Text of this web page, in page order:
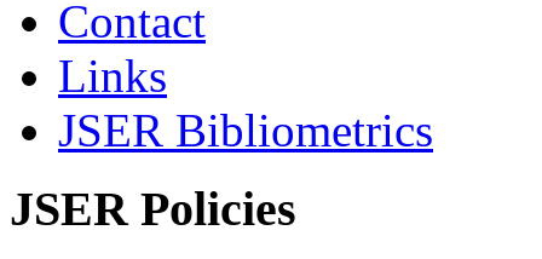
Contact
Links
JSER Bibliometrics
JSER Policies